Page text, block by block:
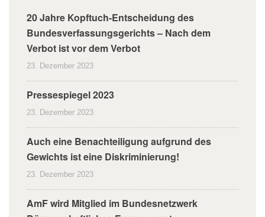
20 Jahre Kopftuch-Entscheidung des
Bundesverfassungsgerichts – Nach dem
Verbot ist vor dem Verbot
23. Dezember 2023
Pressespiegel 2023
23. Dezember 2023
Auch eine Benachteiligung aufgrund des
Gewichts ist eine Diskriminierung!
23. Dezember 2023
AmF wird Mitglied im Bundesnetzwerk